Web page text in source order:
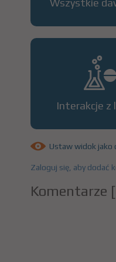
Wszystkie
Interakcje z
Ustaw widok jako
Zaloguj się, aby dodać
Komentarze [